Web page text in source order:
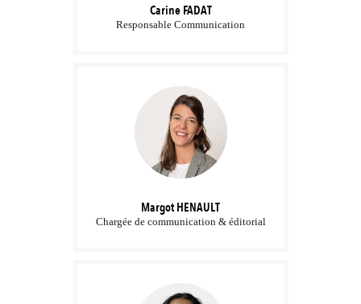
Carine FADAT
Responsable Communication
Margot HENAULT
Chargée de communication & éditorial